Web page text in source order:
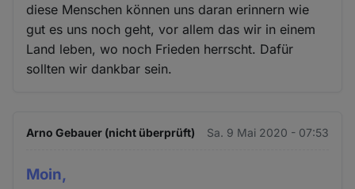
diese Menschen können uns daran erinnern wie
gut es uns noch geht, vor allem das wir in einem
Land leben, wo noch Frieden herrscht. Dafür
sollten wir dankbar sein.
Arno Gebauer (nicht überprüft) Sa. 9 Mai 2020 - 07:53
Moin,